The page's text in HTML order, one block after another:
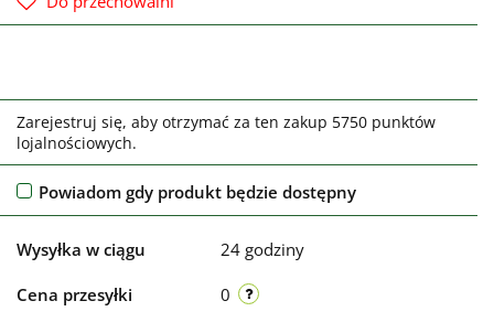
Zarejestruj się, aby otrzymać za ten zakup 5750 punktów
lojalnościowych.
Powiadom gdy produkt będzie dostępny
Wysyłka w ciągu 24 godziny
Cena przesyłki 0